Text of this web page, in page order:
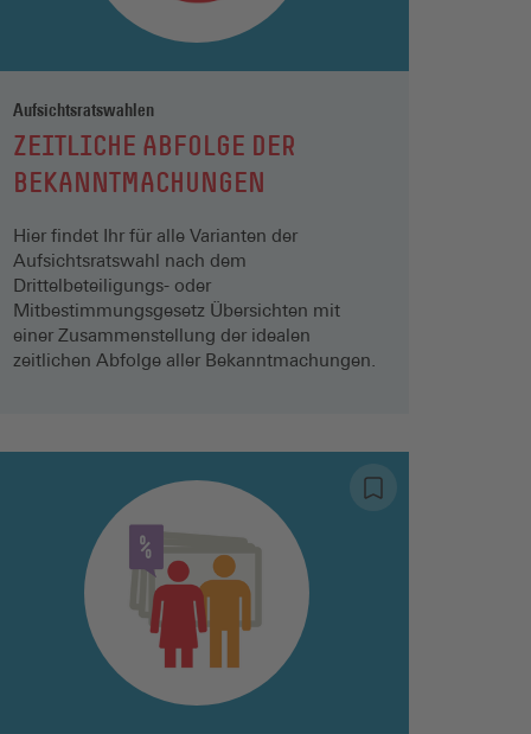
Aufsichtsratswahlen
​​​​​​​ZEITLICHE ABFOLGE DER
BEKANNTMACHUNGEN
Hier findet Ihr für alle Varianten der
Aufsichtsratswahl nach dem
Drittelbeteiligungs- oder
Mitbestimmungsgesetz Übersichten mit
einer Zusammenstellung der idealen
zeitlichen Abfolge aller Bekanntmachungen.